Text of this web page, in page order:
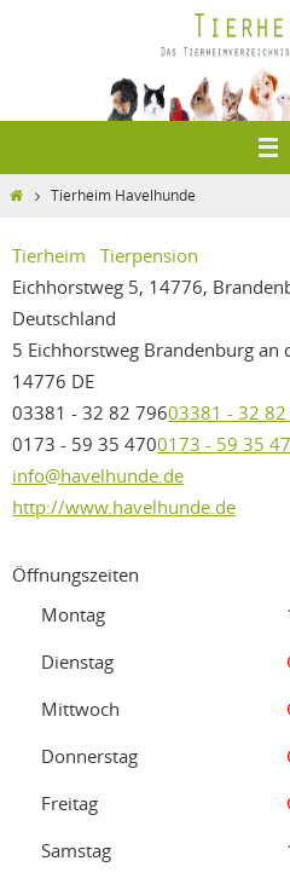
HomeTierheim Havelhunde
Tierheim
Tierpension
Eichhorstweg 5, 14776,
Deutschland
5 Eichhorstweg Brandenburg an
14776 DE
03381 - 32 82 79603381 - 32
0173 - 59 35 4700173 - 59 35
info@havelhunde.de
http://www.havelhunde.de
Öffnungszeiten
Montag
Dienstag
Mittwoch
Donnerstag
Freitag
Samstag